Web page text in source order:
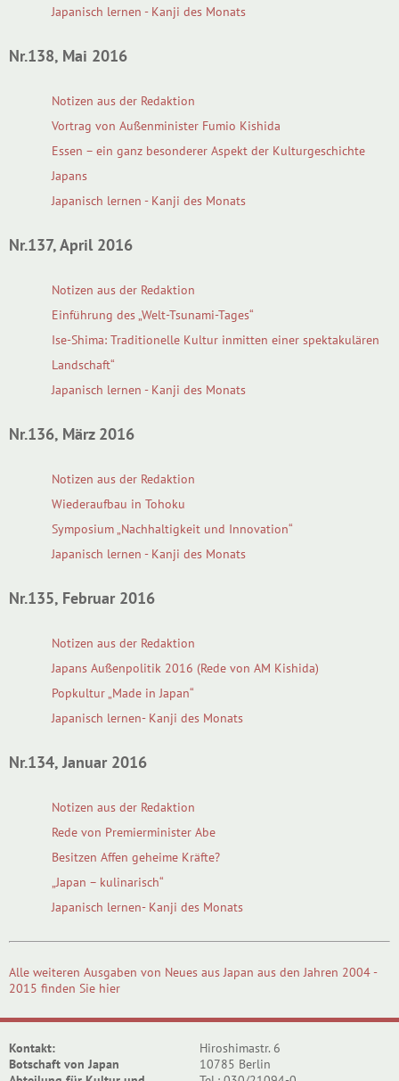
Japanisch lernen - Kanji des Monats
Nr.138, Mai 2016
Notizen aus der Redaktion
Vortrag von Außenminister Fumio Kishida
Essen – ein ganz besonderer Aspekt der Kulturgeschichte
Japans
Japanisch lernen - Kanji des Monats
Nr.137, April 2016
Notizen aus der Redaktion
Einführung des „Welt-Tsunami-Tages“
Ise-Shima: Traditionelle Kultur inmitten einer spektakulären
Landschaft“
Japanisch lernen - Kanji des Monats
Nr.136, März 2016
Notizen aus der Redaktion
Wiederaufbau in Tohoku
Symposium „Nachhaltigkeit und Innovation“
Japanisch lernen - Kanji des Monats
Nr.135, Februar 2016
Notizen aus der Redaktion
Japans Außenpolitik 2016 (Rede von AM Kishida)
Popkultur „Made in Japan“
Japanisch lernen- Kanji des Monats
Nr.134, Januar 2016
Notizen aus der Redaktion
Rede von Premierminister Abe
Besitzen Affen geheime Kräfte?
„Japan – kulinarisch“
Japanisch lernen- Kanji des Monats
Alle weiteren Ausgaben von Neues aus Japan aus den Jahren 2004 -
2015 finden Sie hier
Kontakt:
Botschaft von Japan
Hiroshimastr. 6
10785 Berlin